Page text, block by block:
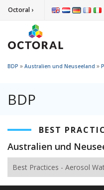
Octoral ›
BDP » Australien und Neuseeland »
BDP
BEST
Australien und
Best Practices - Aerosol